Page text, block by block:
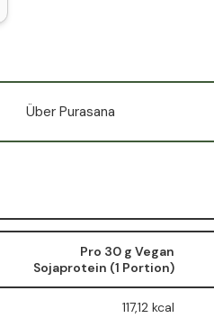
Über Purasana
Pro 30 g Vegan
Sojaprotein (1 Portion)
117,12 kcal